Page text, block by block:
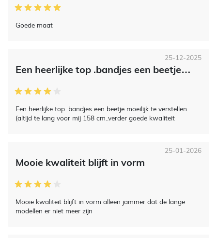
Goede maat
Een heerlijke top .bandjes een beetje…
Een heerlijke top .bandjes een beetje moeilijk te verstellen
(altijd te lang voor mij 158 cm..verder goede kwaliteit
25-12-2025
Mooie kwaliteit blijft in vorm
Mooie kwaliteit blijft in vorm alleen jammer dat de lange
modellen er niet meer zijn
25-01-2026